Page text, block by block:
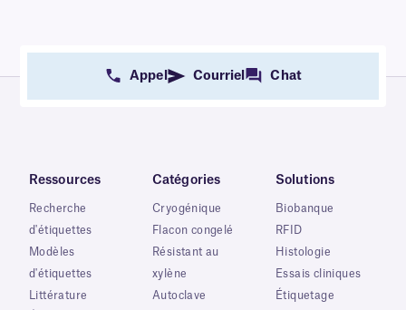
Appel Courriel Chat
Ressources
Recherche
d'étiquettes
Modèles
d'étiquettes
Littérature
Catégories
Cryogénique
Flacon congelé
Résistant au
xylène
Autoclave
Solutions
Biobanque
RFID
Histologie
Essais cliniques
Étiquetage